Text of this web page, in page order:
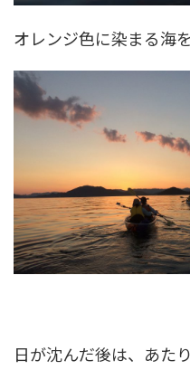
オレンジ色に染まる海
日が沈んだ後は、あた